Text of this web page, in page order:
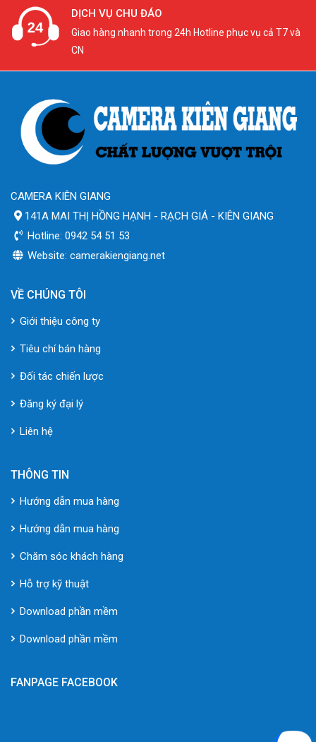
DỊCH VỤ CHU ĐÁO
Giao hàng nhanh trong 24h Hotline phục vụ cả T7 và
CN
CAMERA KIÊN GIANG
141A MAI THỊ HỒNG HẠNH - RẠCH GIÁ - KIÊN GIANG
Hotline: 0942 54 51 53
Website: camerakiengiang.net
VỀ CHÚNG TÔI
Giới thiệu công ty
Tiêu chí bán hàng
Đối tác chiến lược
Đăng ký đại lý
Liên hệ
THÔNG TIN
Hướng dẫn mua hàng
Hướng dẫn mua hàng
Chăm sóc khách hàng
Hỗ trợ kỹ thuật
Download phần mềm
Download phần mềm
FANPAGE FACEBOOK